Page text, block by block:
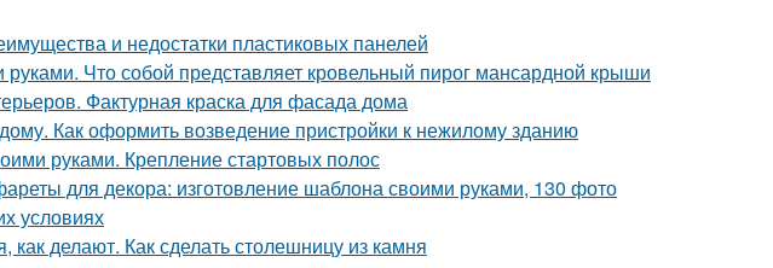
и недостатки пластиковых панелей
Что собой представляет кровельный пирог мансардной крыши
Фактурная краска для фасада дома
Как оформить возведение пристройки к нежилому зданию
руками. Крепление стартовых полос
для декора: изготовление шаблона своими руками, 130 фото
условиях
как делают. Как сделать столешницу из камня